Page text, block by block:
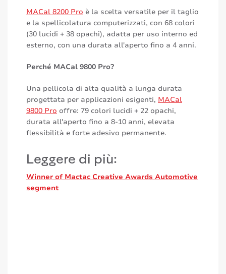
MACal 8200 Pro è la scelta versatile per il taglio
e la spellicolatura computerizzati, con 68 colori
(30 lucidi + 38 opachi), adatta per uso interno ed
esterno, con una durata all'aperto fino a 4 anni.
Perché MACal 9800 Pro?
Una pellicola di alta qualità a lunga durata
progettata per applicazioni esigenti, MACal
9800 Pro offre: 79 colori lucidi + 22 opachi,
durata all'aperto fino a 8-10 anni, elevata
flessibilità e forte adesivo permanente.
Leggere di più:
Winner of Mactac Creative Awards Automotive
segment